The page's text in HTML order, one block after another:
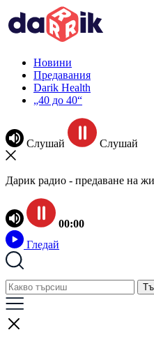
Новини
Предавания
Darik Health
„40 до 40“
Слушай Слушай
Дарик радио - предаване на
00:00
Гледай